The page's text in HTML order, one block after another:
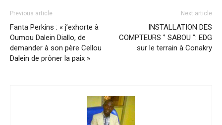
Previous article
Fanta Perkins : « j’exhorte à
Oumou Dalein Diallo, de
demander à son père Cellou
Dalein de prôner la paix »
Next article
INSTALLATION DES
COMPTEURS ‘’ SABOU ’’: EDG
sur le terrain à Conakry